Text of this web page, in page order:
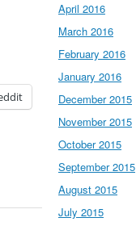
April 2016
March 2016
February 2016
January 2016
December 2015
November 2015
October 2015
September 2015
August 2015
July 2015